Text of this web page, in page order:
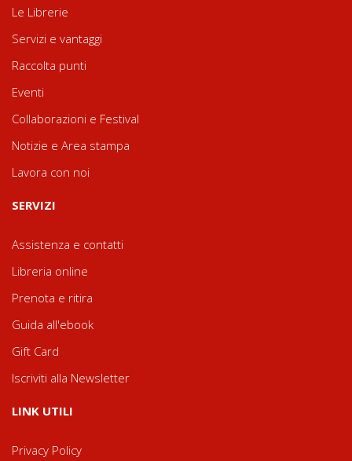
Le Librerie
Servizi e vantaggi
Raccolta punti
Eventi
Collaborazioni e Festival
Notizie e Area stampa
Lavora con noi
SERVIZI
Assistenza e contatti
Libreria online
Prenota e ritira
Guida all'ebook
Gift Card
Iscriviti alla Newsletter
LINK UTILI
Privacy Policy